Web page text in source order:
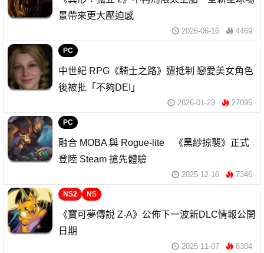
景帶來更大壓迫感
2026-06-16 4469
PC
中世紀 RPG《騎士之路》遭抵制 戀愛美女角色
後被批「不夠DEI」
2026-01-23 27095
PC
融合 MOBA 與 Rogue-lite 《黑紗掠襲》正式
登陸 Steam 搶先體驗
2025-12-16 7346
NS2 NS
《寶可夢傳說 Z-A》公佈下一波新DLC情報公開
日期
2025-11-07 6304